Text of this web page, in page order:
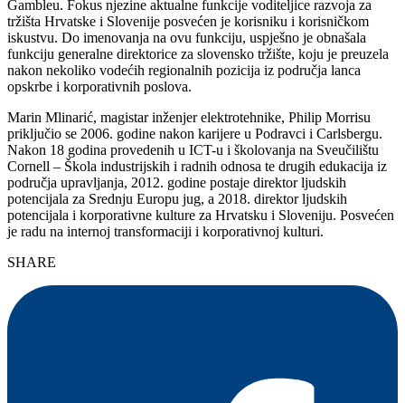
Gambleu. Fokus njezine aktualne funkcije voditeljice razvoja za
tržišta Hrvatske i Slovenije posvećen je korisniku i korisničkom
iskustvu. Do imenovanja na ovu funkciju, uspješno je obnašala
funkciju generalne direktorice za slovensko tržište, koju je preuzela
nakon nekoliko vodećih regionalnih pozicija iz područja lanca
opskrbe i korporativnih poslova.
Marin Mlinarić, magistar inženjer elektrotehnike, Philip Morrisu
priključio se 2006. godine nakon karijere u Podravci i Carlsbergu.
Nakon 18 godina provedenih u ICT-u i školovanja na Sveučilištu
Cornell – Škola industrijskih i radnih odnosa te drugih edukacija iz
područja upravljanja, 2012. godine postaje direktor ljudskih
potencijala za Srednju Europu jug, a 2018. direktor ljudskih
potencijala i korporativne kulture za Hrvatsku i Sloveniju. Posvećen
je radu na internoj transformaciji i korporativnoj kulturi.
SHARE